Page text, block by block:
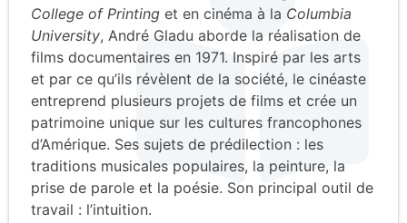
College of Printing et en cinéma à la Columbia
University, André Gladu aborde la réalisation de
films documentaires en 1971. Inspiré par les arts
et par ce qu’ils révèlent de la société, le cinéaste
entreprend plusieurs projets de films et crée un
patrimoine unique sur les cultures francophones
d’Amérique. Ses sujets de prédilection : les
traditions musicales populaires, la peinture, la
prise de parole et la poésie. Son principal outil de
travail : l’intuition.